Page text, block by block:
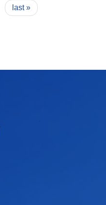
last »